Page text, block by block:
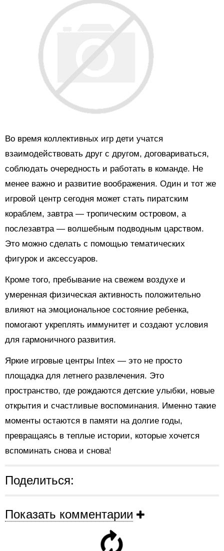
Во время коллективных игр дети учатся
взаимодействовать друг с другом, договариваться,
соблюдать очередность и работать в команде. Не
менее важно и развитие воображения. Один и тот же
игровой центр сегодня может стать пиратским
кораблем, завтра — тропическим островом, а
послезавтра — волшебным подводным царством.
Это можно сделать с помощью тематических
фигурок и аксессуаров.
Кроме того, пребывание на свежем воздухе и
умеренная физическая активность положительно
влияют на эмоциональное состояние ребенка,
помогают укреплять иммунитет и создают условия
для гармоничного развития.
Яркие игровые центры Intex — это не просто
площадка для летнего развлечения. Это
пространство, где рождаются детские улыбки, новые
открытия и счастливые воспоминания. Именно такие
моменты остаются в памяти на долгие годы,
превращаясь в теплые истории, которые хочется
вспоминать снова и снова!
Поделиться:
Показать комментарии